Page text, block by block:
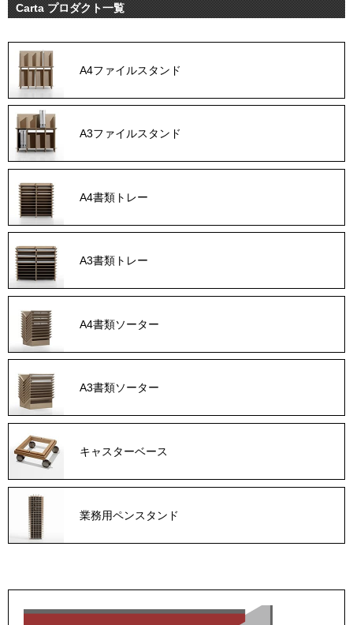
Carta プロダクト一覧
A4ファイルスタンド
A3ファイルスタンド
A4書類トレー
A3書類トレー
A4書類ソーター
A3書類ソーター
キャスターベース
業務用ペンスタンド